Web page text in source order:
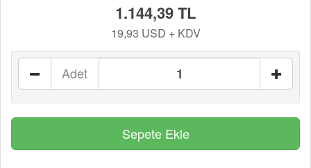
1.144,39 TL
19,93 USD + KDV
Adet